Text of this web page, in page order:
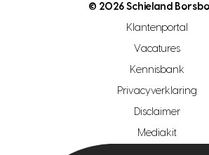
makelaar regio zoetermeer
hypotheekshop regio den haag
hypotheekshop regio rotterdam
© 2026 Schieland
Klantenportal
Vacatures
Kennisbank
Privacyverklaring
Disclaimer
Mediakit